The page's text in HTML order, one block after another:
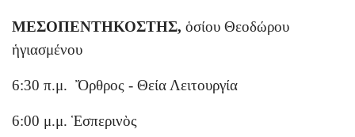
ΜΕΣΟΠΕΝΤΗΚΟΣΤΗΣ, ὁσίου Θεοδώρου
ἡγιασμένου
6:30 π.μ. Ὄρθρος - Θεία Λειτουργία
6:00 μ.μ. Ἑσπερινὸς